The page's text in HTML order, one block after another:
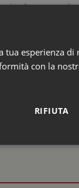
che non può
medici di
più sicuri
esperienza di
con la
RIFIUTA